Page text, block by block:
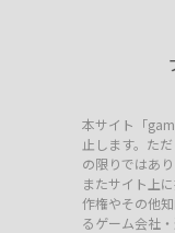
本サイト「
止します。た
の限りではあり
またサイト上
作権やその他
るゲーム会社